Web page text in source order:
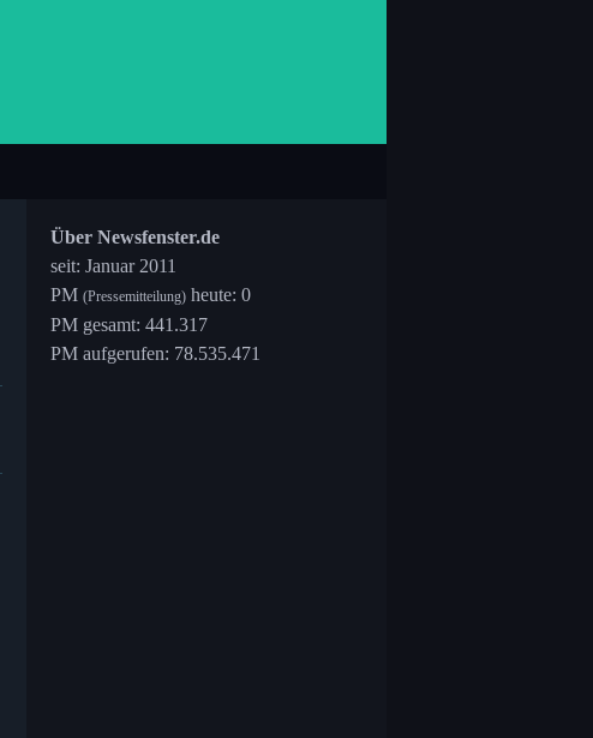
Über Newsfenster.de
seit: Januar 2011
PM (Pressemitteilung) heute: 0
PM gesamt: 441.317
PM aufgerufen: 78.535.471